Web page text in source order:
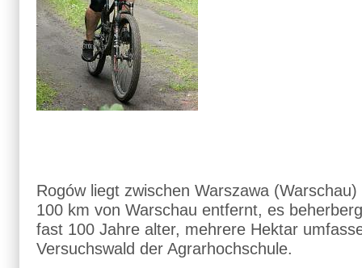
Rogów liegt zwischen Warszawa
100 km von Warschau entfernt, es
fast 100 Jahre alter, mehrere Hektar
Versuchswald der Agrarhochschule.